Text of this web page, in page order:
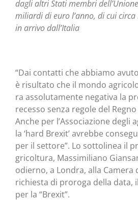
dagli altri Sta­ti mem­bri
miliar­di di euro l’anno, di cui
in arri­vo dall’Italia
“Dai con­tat­ti che abbia­mo
è risul­ta­to che il mon­do
ra asso­lu­ta­men­te nega­ti­va la
reces­so sen­za rego­le del
Anche per l’Associazione degli
la ‘hard Bre­xit’ avreb­be
per il set­to­re”. Lo sot­to­li­nea il
gri­col­tu­ra, Mas­si­mi­lia­no
odier­no, a Lon­dra, alla Came­ra
richie­sta di pro­ro­ga del­la data,
per la “Bre­xit”.